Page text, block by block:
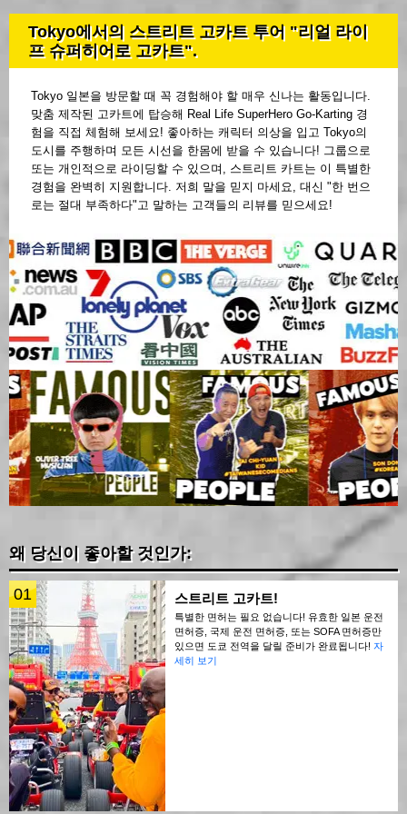
Tokyo에서의 스트리트 고카트 투어 "리얼 라이
프 슈퍼히어로 고카트".
Tokyo 일본을 방문할 때 꼭 경험해야 할 매우 신나는 활동입니다.
맞춤 제작된 고카트에 탑승해 Real Life SuperHero Go-Karting 경
험을 직접 체험해 보세요! 좋아하는 캐릭터 의상을 입고 Tokyo의
도시를 주행하며 모든 시선을 한몸에 받을 수 있습니다! 그룹으로
또는 개인적으로 라이딩할 수 있으며, 스트리트 카트는 이 특별한
경험을 완벽히 지원합니다. 저희 말을 믿지 마세요, 대신 "한 번으
로는 절대 부족하다"고 말하는 고객들의 리뷰를 믿으세요!
왜 당신이 좋아할 것인가:
01 스트리트 고카트!
특별한 면허는 필요 없습니다! 유효한 일본 운전
면허증, 국제 운전 면허증, 또는 SOFA 면허증만
있으면 도쿄 전역을 달릴 준비가 완료됩니다! 자
세히 보기